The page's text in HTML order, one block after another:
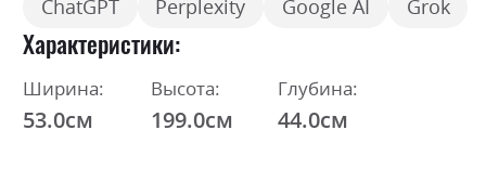
ChatGPT Perplexity Google AI Grok
Характеристики
Ширина:
53.0см
Высота:
199.0см
Глубина:
44.0см